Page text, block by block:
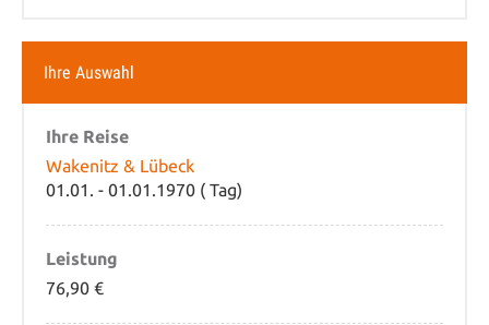
Ihre Auswahl
Ihre Reise
Wakenitz & Lübeck
01.01. - 01.01.1970 ( Tag)
Leistung
76,90 €